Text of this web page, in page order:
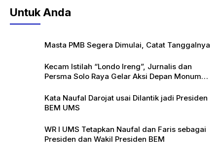
Untuk Anda
Masta PMB Segera Dimulai, Catat Tanggalnya
Kecam Istilah “Londo Ireng”, Jurnalis dan
Persma Solo Raya Gelar Aksi Depan Monumen
Kata Naufal Darojat usai Dilantik jadi Presiden
BEM UMS
WR I UMS Tetapkan Naufal dan Faris sebagai
Presiden dan Wakil Presiden BEM